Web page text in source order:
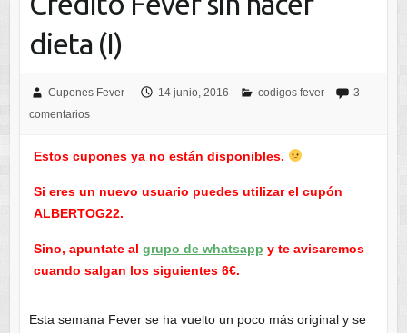
dieta (I)
Cupones Fever 14 junio, 2016 codigos fever
3
comentarios
Estos cupones ya no están disponibles.
Si eres un nuevo usuario puedes utilizar el cupón
ALBERTOG22.
Sino, apuntate al grupo de whatsapp y te avisaremos
cuando salgan los siguientes 6€.
Esta semana Fever se ha vuelto un poco más original y se